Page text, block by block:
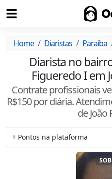
Home Diaristas Paraíba
Diarista no
Figueredo I em
Contrate profissionais
R$150por diária.
de João